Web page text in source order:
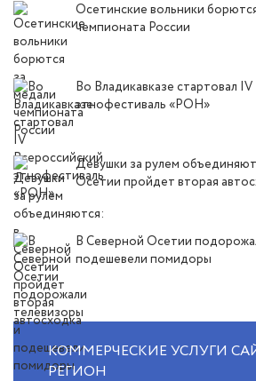
Осетинские вольники
чемпионата России
Во Владикавказе стартовал
этнофестиваль «РОН»
Девушки за рулем
Осетии пройдет вторая
В Северной Осетии
подешевели помидоры
КОММЕРЧЕСКИЕ УСЛУГИ
РЕГИОН